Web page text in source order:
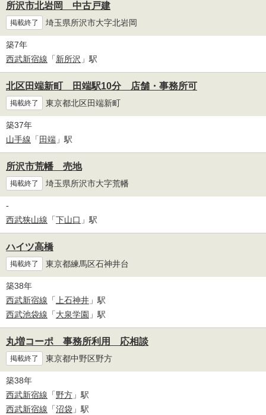
所沢市北岩岡 中古戸建
掲載終了 埼玉県所沢市大字北岩岡
築7年
西武新宿線 「新所沢 」駅
北区田端新町 田端駅10分 店舗・事務所可
掲載終了 東京都北区田端新町
築37年
山手線 「 田端 」駅
所沢市荒幡 売地
掲載終了 埼玉県所沢市大字荒幡
-
西武狭山線 「下山口 」駅
ハイツ高橋
掲載終了 東京都練馬区石神井台
築38年
西武新宿線 「上石神井 」駅
西武池袋線 「大泉学園 」駅
丸増コーポ 事務所利用 応相談
掲載終了 東京都中野区野方
築38年
西武新宿線 「野方 」駅
西武新宿線 「沼袋 」駅